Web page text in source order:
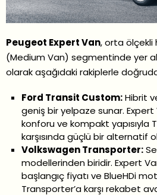
Peugeot Expert Van, orta
(Medium Van) segmentinde yer
olarak aşağıdaki rakiplerle
Ford Transit Custom:Hibrit
geniş bir yelpaze sunar. Expert
konforu ve kompakt yapısıyla
karşısında güçlü bir alternatif
Volkswagen Transporter:
modellerinden biridir. Expert
başlangıç fiyatı ve BlueHDi
Transporter’a karşı rekabet